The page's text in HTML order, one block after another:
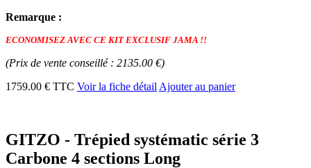
Remarque :
ECONOMISEZ AVEC CE KIT EXCLUSIF JAMA !!
(Prix de vente conseillé : 2135.00 €)
1759.00 € TTC Voir la fiche détail Ajouter au panier
GITZO - Trépied systématic série 3
Carbone 4 sections Long